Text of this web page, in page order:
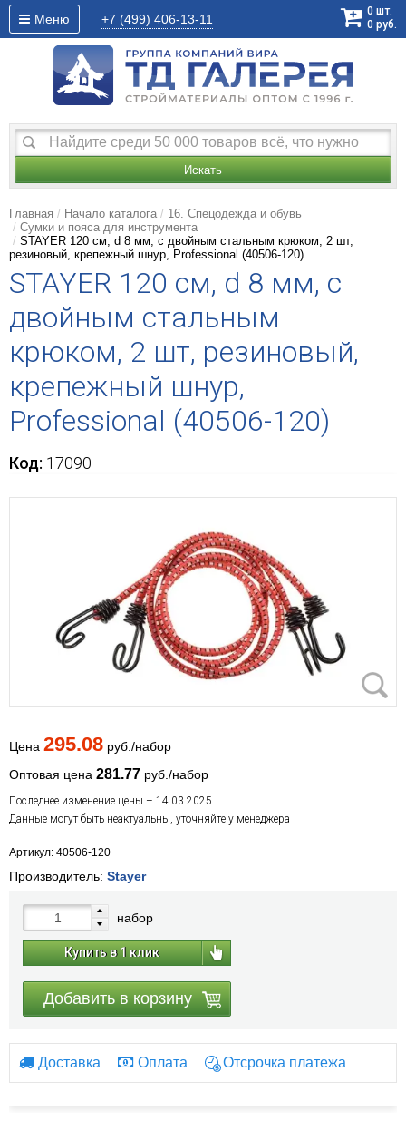
Меню +7 (499) 406-13-11
0 шт.
0 руб.
Искать
Главная Начало каталога
16. Спецодежда и обувь
Сумки и пояса для инструмента
STAYER 120 см, d 8 мм, c двойным стальным крюком, 2 шт,
резиновый, крепежный шнур, Professional (40506-120)
STAYER 120 см, d 8 мм, c
двойным стальным
крюком, 2 шт, резиновый,
крепежный шнур,
Professional (40506-120)
Код: 17090
Цена 295.08 руб./набор
Оптовая цена 281.77 руб./набор
Последнее изменение цены – 14.03.2025
Данные могут быть неактуальны, уточняйте у менеджера
Артикул: 40506-120
Производитель: Stayer
набор
Купить в 1 клик
Добавить в корзину
Доставка Оплата Отсрочка платежа